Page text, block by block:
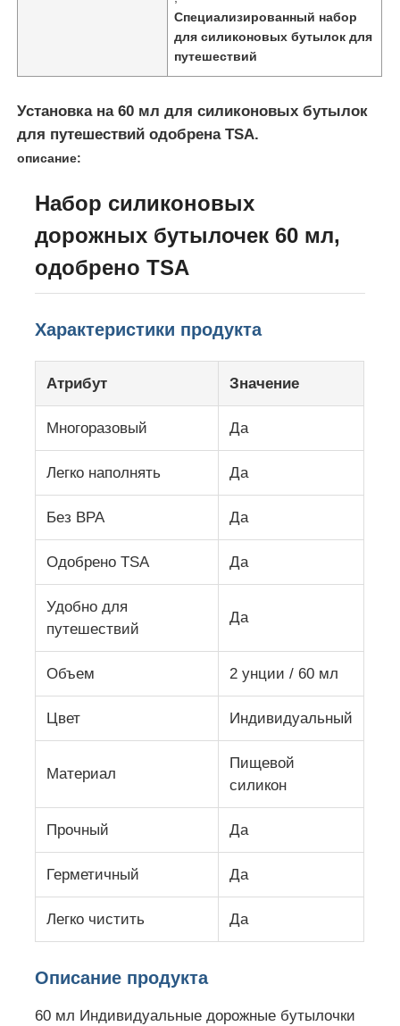
Домой
Продукты
Видеозаписи
О нас
Экскурсия по заводу
Контроль качества
Свяжитесь с нами
Случаи
Силиконовый комплект для бутылок для
Силиконовый путевой бан
Силиконовая складная бутылка для воды
Силиконовая складная кружка
Силиконовые кухонные изделия
Изделия из силиконовой резины
Специализированный набор
для силиконовых бутылок для
путешествий
Установка на 60 мл для силиконовых бутылок
для путешествий одобрена TSA.
описание:
Набор силиконовых
дорожных бутылочек 60 мл,
одобрено TSA
Характеристики продукта
Атрибут Значение
Многоразовый Да
Легко наполнять Да
Без BPA Да
Одобрено TSA Да
Удобно для
путешествий
Да
Объем 2 унции / 60 мл
Цвет Индивидуальный
Материал
Пищевой
силикон
Прочный Да
Герметичный Да
Легко чистить Да
Описание продукта
60 мл Индивидуальные дорожные бутылочки